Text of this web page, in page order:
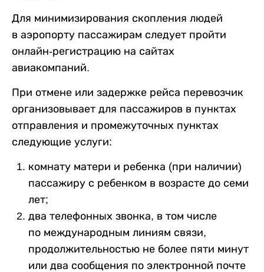
Для минимизирования скопления людей
в аэропорту пассажирам следует пройти
онлайн-регистрацию на сайтах
авиакомпаний.
При отмене или задержке рейса перевозчик
организовывает для пассажиров в пунктах
отправления и промежуточных пунктах
следующие услуги:
комнату матери и ребенка (при наличии)
пассажиру с ребенком в возрасте до семи
лет;
два телефонных звонка, в том числе
по международным линиям связи,
продолжительностью не более пяти минут
или два сообщения по электронной почте